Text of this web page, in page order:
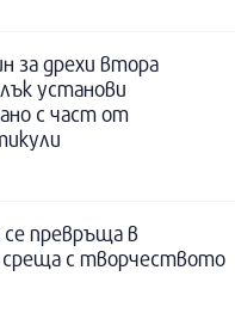
за дрехи втора
установи
с част от
превръща в
среща с творчеството